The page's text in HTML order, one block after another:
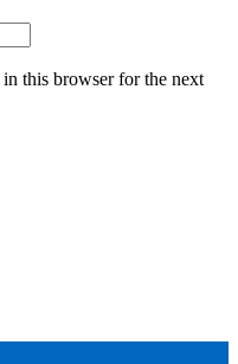
this browser for the next